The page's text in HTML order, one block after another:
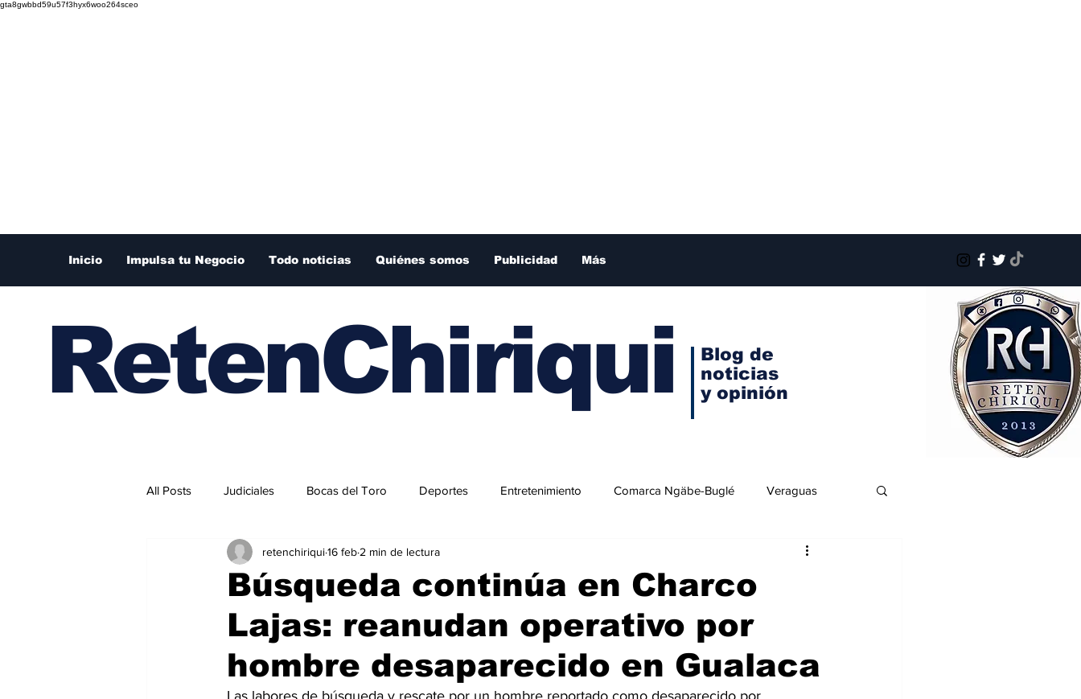
gta8gwbbd59u57f3hyx6woo264sceo
Inicio Impulsa tu Negocio Todo noticias Quiénes somos Publicidad Más
RetenChiriqui
Blog de
noticias
y opinión
All Posts Judiciales Bocas del Toro Deportes Entretenimiento Comarca Ngäbe-Buglé Veraguas
Internacionales
Búsqueda continúa en Charco
Lajas: reanudan operativo por
hombre desaparecido en Gualaca
retenchiriqui16 feb 2 min de lectura
Las labores de búsqueda y rescate por un hombre reportado como desaparecido por